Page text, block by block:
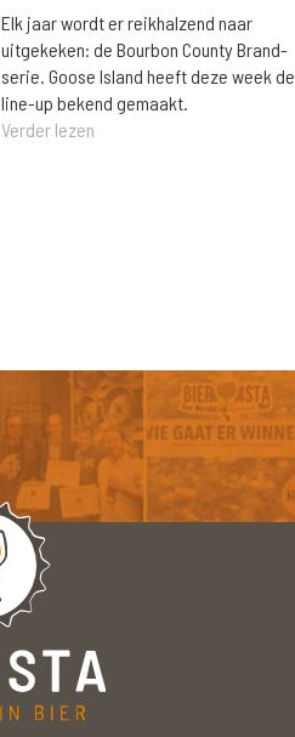
Elk jaar wordt er reikhalzend naar
uitgekeken: de Bourbon County Brand-
serie. Goose Island heeft deze week de
line-up bekend gemaakt.
Verder lezen